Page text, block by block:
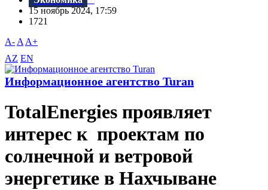
15 ноябрь 2024, 17:59
1721
A- A A+
AZ EN
Информационное агентство Turan
TotalEnergies проявляет
интерес к проектам по
солнечной и ветровой
энергетике в Нахчыване